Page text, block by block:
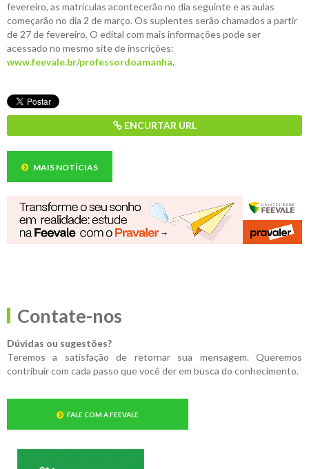
fevereiro, as matrículas acontecerão no dia seguinte e as aulas
começarão no dia 2 de março. Os suplentes serão chamados a partir
de 27 de fevereiro. O edital com mais informações pode ser
acessado no mesmo site de inscrições:
www.feevale.br/professordoamanha.
ENCURTAR URL
MAIS NOTÍCIAS
Contate-nos
Dúvidas ou sugestões?
Teremos a satisfação de retornar sua mensagem. Queremos
contribuir com cada passo que você der em busca do conhecimento.
FALE COM A FEEVALE